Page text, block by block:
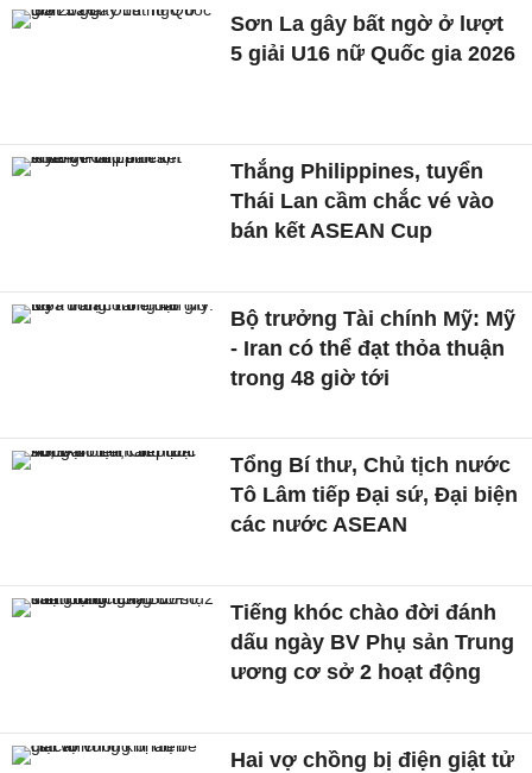
Sơn La gây bất ngờ ở lượt
5 giải U16 nữ Quốc gia 2026
Thắng Philippines, tuyển
Thái Lan cầm chắc vé vào
bán kết ASEAN Cup
Bộ trưởng Tài chính Mỹ: Mỹ
- Iran có thể đạt thỏa thuận
trong 48 giờ tới
Tổng Bí thư, Chủ tịch nước
Tô Lâm tiếp Đại sứ, Đại biện
các nước ASEAN
Tiếng khóc chào đời đánh
dấu ngày BV Phụ sản Trung
ương cơ sở 2 hoạt động
Hai vợ chồng bị điện giật tử